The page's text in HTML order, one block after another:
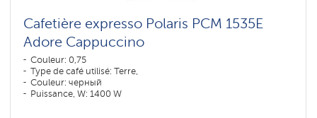
Cafetière expresso Polaris PCM 1535E
Adore Cappuccino
Couleur: 0,75
Type de café utilisé: Terre,
Couleur: черный
Puissance, W: 1400 W